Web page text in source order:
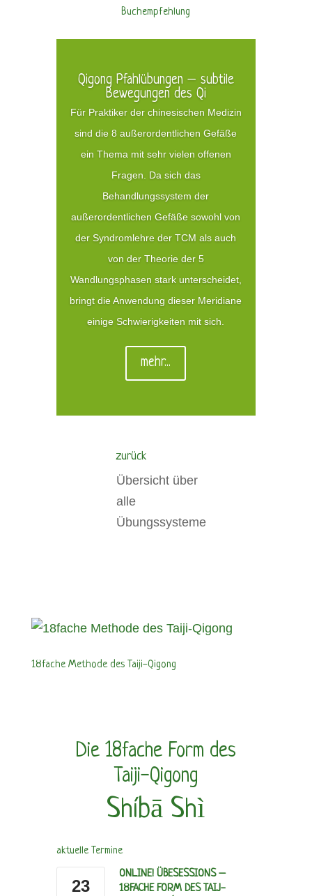
Buchempfehlung
Qigong Pfahlübungen – subtile
Bewegungen des Qi
Für Praktiker der chinesischen Medizin
sind die 8 außerordentlichen Gefäße
ein Thema mit sehr vielen offenen
Fragen. Da sich das
Behandlungssystem der
außerordentlichen Gefäße sowohl von
der Syndromlehre der TCM als auch
von der Theorie der 5
Wandlungsphasen stark unterscheidet,
bringt die Anwendung dieser Meridiane
einige Schwierigkeiten mit sich.
mehr...
zurück
Übersicht über
alle
Übungssysteme
18fache Methode des Taiji-Qigong
Die 18fache Form des
Taiji-Qigong
Shíbā Shì
aktuelle Termine
23
ONLINE! ÜBESESSIONS –
18FACHE FORM DES TAIJ-